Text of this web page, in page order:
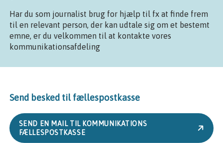
Har du som journalist brug for hjælp til fx at finde frem
til en relevant person, der kan udtale sig om et bestemt
emne, er du velkommen til at kontakte vores
kommunikationsafdeling
Send besked til fællespostkasse
SEND EN MAIL TIL KOMMUNIKATIONS
FÆLLESPOSTKASSE